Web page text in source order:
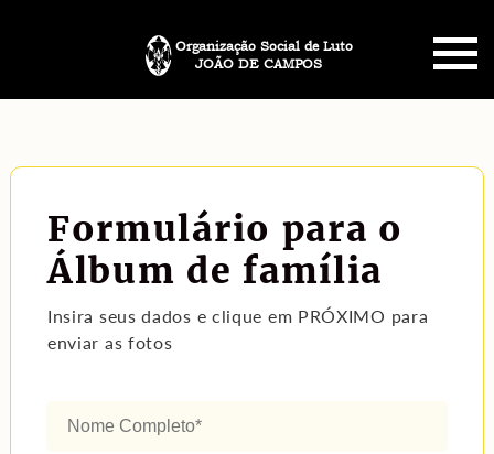
JOÃO DE CAMPOS
Organização Social de Luto
PLANO FUNERÁRIO
NECROLOGIA
MENSAGENS
Formulário para o
Álbum de família
Insira seus dados e clique em PRÓXIMO para
enviar as fotos